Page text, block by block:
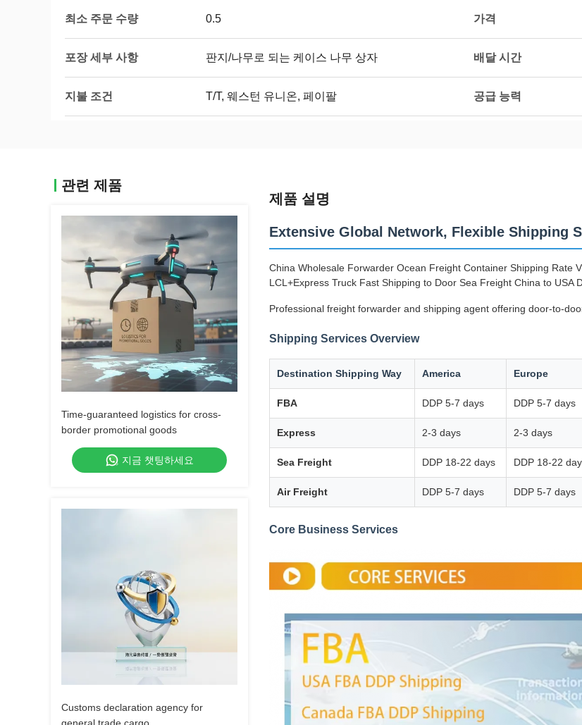
최소 주문 수량 0.5 가격
포장 세부 사항 판지/나무로 되는 케이스 나무 상자 배달 시간
지불 조건 T/T, 웨스턴 유니온, 페이팔 공급 능력
관련 제품
Time-guaranteed logistics for cross-
border promotional goods
지금 챗팅하세요
Customs declaration agency for
제품 설명
Extensive Global Network, Flexible Shipping
China Wholesale Forwarder Ocean Freight Container Shipping Rate
LCL+Express Truck Fast Shipping to Door Sea Freight China to USA
Professional freight forwarder and shipping agent offering door-to-
Shipping Services Overview
Destination Shipping Way America Europe
FBA DDP 5-7 days DDP 5-7 days
Express 2-3 days 2-3 days
Sea Freight DDP 18-22 days DDP 18-22
Air Freight DDP 5-7 days DDP 5-7 days
Core Business Services